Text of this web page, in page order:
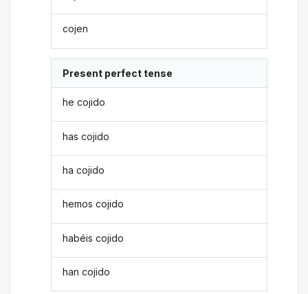
cojen
Present perfect tense
he cojido
has cojido
ha cojido
hemos cojido
habéis cojido
han cojido